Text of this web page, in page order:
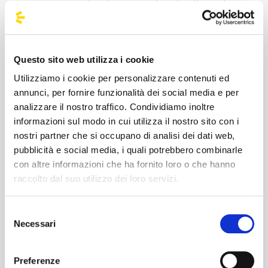
Questo sito web utilizza i cookie
Utilizziamo i cookie per personalizzare contenuti ed
annunci, per fornire funzionalità dei social media e per
analizzare il nostro traffico. Condividiamo inoltre
informazioni sul modo in cui utilizza il nostro sito con i
nostri partner che si occupano di analisi dei dati web,
pubblicità e social media, i quali potrebbero combinarle
con altre informazioni che ha fornito loro o che hanno
raccolto dal suo utilizzo dei loro servizi.
delNecessari
Preferenze
nuovo tour nei palasport, che da dicembre
2026 lo porterà nelle principali città italiane.
Il cantautore si prepara a regalare ai suoi fan
uno spettacolo indimenticabile, pieno di
energia ed emozione. Prenota ora il tuo
posto sul bus per Irama e preparati a vivere
un’esperienza unica! Ti aspettiamo a bordo ;)
#BusForFun #Irama